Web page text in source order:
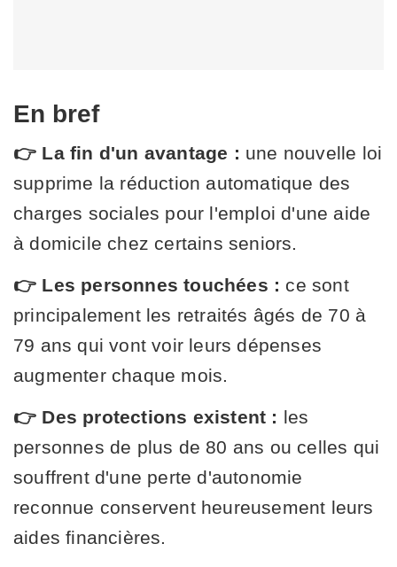
En bref
👉 La fin d'un avantage : une nouvelle loi
supprime la réduction automatique des
charges sociales pour l'emploi d'une aide
à domicile chez certains seniors.
👉 Les personnes touchées : ce sont
principalement les retraités âgés de 70 à
79 ans qui vont voir leurs dépenses
augmenter chaque mois.
👉 Des protections existent : les
personnes de plus de 80 ans ou celles qui
souffrent d'une perte d'autonomie
reconnue conservent heureusement leurs
aides financières.